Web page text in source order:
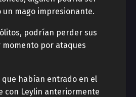
un mago impresionante.
podrían perder sus
por ataques
que habían entrado en el
con Leylin anteriormente